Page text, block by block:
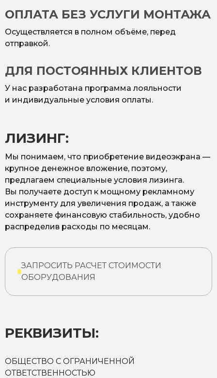
ОПЛАТА БЕЗ УСЛУГИ МОНТАЖА
Осуществляется в полном объёме, перед
отправкой.
ДЛЯ ПОСТОЯННЫХ КЛИЕНТОВ
У нас разработана программа лояльности
и индивидуальные условия оплаты.
ЛИЗИНГ:
Мы понимаем, что приобретение видеоэкрана —
крупное денежное вложение, поэтому,
предлагаем специальные условия лизинга.
Вы получаете доступ к мощному рекламному
инструменту для увеличения продаж, а также
сохраняете финансовую стабильность, удобно
распределив расходы по месяцам.
ЗАПРОСИТЬ РАСЧЕТ СТОИМОСТИ
ОБОРУДОВАНИЯ
РЕКВИЗИТЫ:
ОБЩЕСТВО С ОГРАНИЧЕННОЙ
ОТВЕТСТВЕННОСТЬЮ